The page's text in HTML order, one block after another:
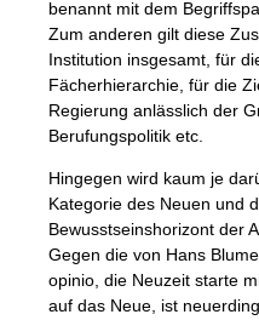
benannt mit dem
Zum anderen gilt diese
Institution insgesamt, für
Fächerhierarchie, für die
Regierung anlässlich der
Berufungspolitik etc.
Hingegen wird kaum je
Kategorie des Neuen und
Bewusstseinshorizont der
Gegen die von Hans
opinio, die Neuzeit starte
auf das Neue, ist